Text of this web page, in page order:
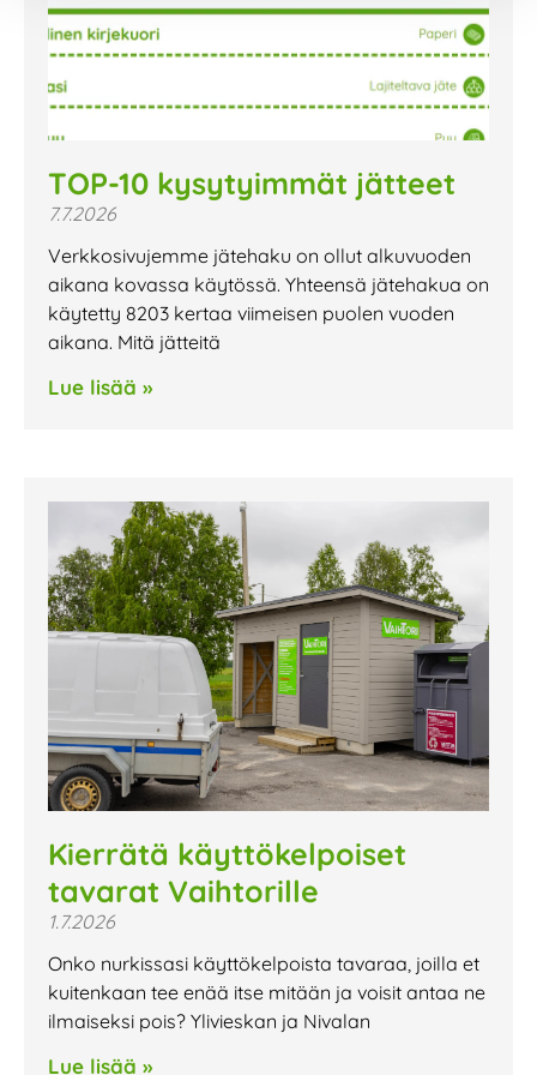
TOP-10 kysytyimmät jätteet
7.7.2026
Verkkosivujemme jätehaku on ollut alkuvuoden
aikana kovassa käytössä. Yhteensä jätehakua on
käytetty 8203 kertaa viimeisen puolen vuoden
aikana. Mitä jätteitä
Lue lisää »
Kierrätä käyttökelpoiset
tavarat Vaihtorille
1.7.2026
Onko nurkissasi käyttökelpoista tavaraa, joilla et
kuitenkaan tee enää itse mitään ja voisit antaa ne
ilmaiseksi pois? Ylivieskan ja Nivalan
Lue lisää »